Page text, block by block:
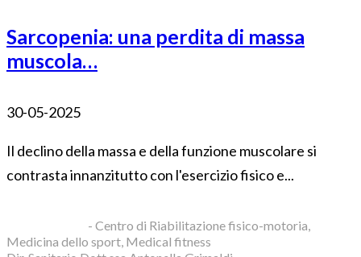
Sarcopenia: una perdita di massa
muscola…
30-05-2025
Il declino della massa e della funzione muscolare si
contrasta innanzitutto con l'esercizio fisico e...
- Centro di Riabilitazione fisico-motoria,
Medicina dello sport, Medical fitness